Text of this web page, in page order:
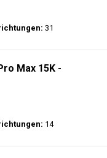
31
Max 15K -
14